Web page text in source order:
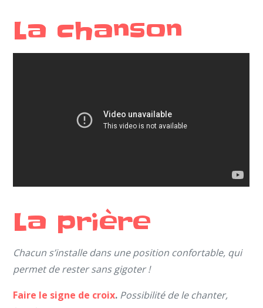
La chanson
La prière
Chacun s’installe dans une position confortable, qui
permet de rester sans gigoter !
Faire le signe de croix. Possibilité de le chanter,